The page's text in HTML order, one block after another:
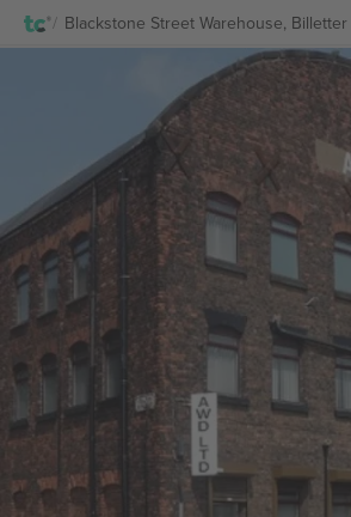
Blackstone Street Warehouse, Billetter
Log ind